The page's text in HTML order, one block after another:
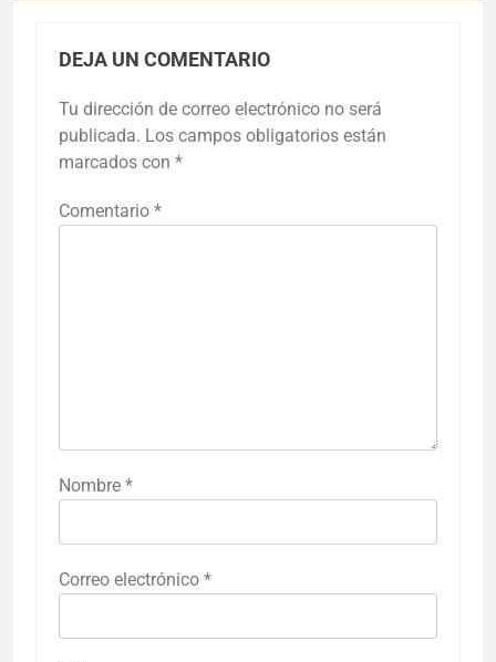
DEJA UN COMENTARIO
Tu dirección de correo electrónico no será
publicada. Los campos obligatorios están
marcados con *
Comentario *
Nombre *
Correo electrónico *